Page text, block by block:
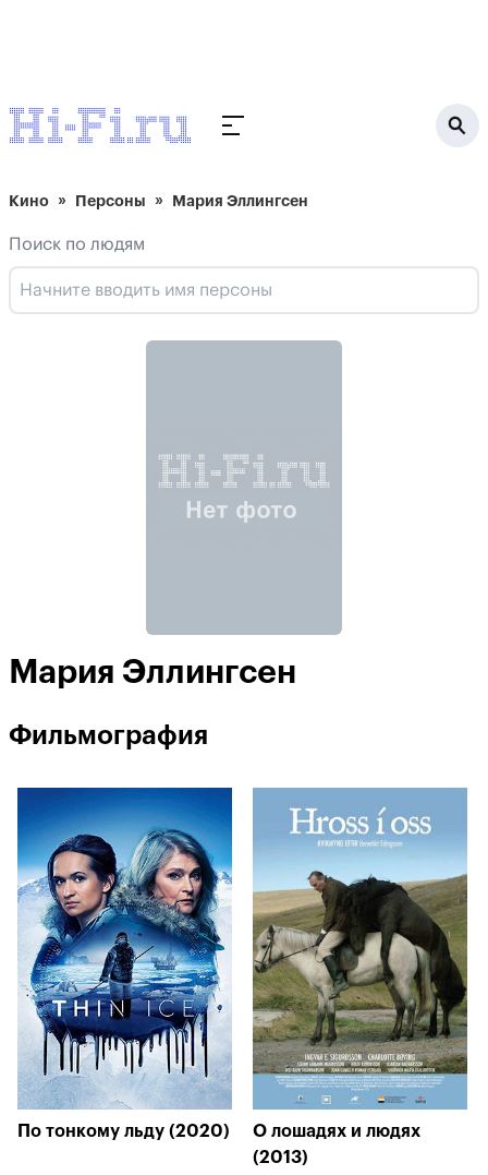
Кино Персоны Мария Эллингсен
Поиск по людям
Мария Эллингсен
Фильмография
По тонкому льду (2020)
О лошадях и людях
(2013)